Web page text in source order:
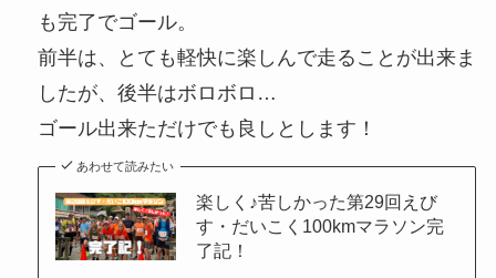
も完了でゴール。
前半は、とても軽快に楽しんで走ることが出来ま
したが、後半はボロボロ…
ゴール出来ただけでも良しとします！
あわせて読みたい
楽しく♪苦しかった第29回えび
す・だいこく100kmマラソン完
了記！